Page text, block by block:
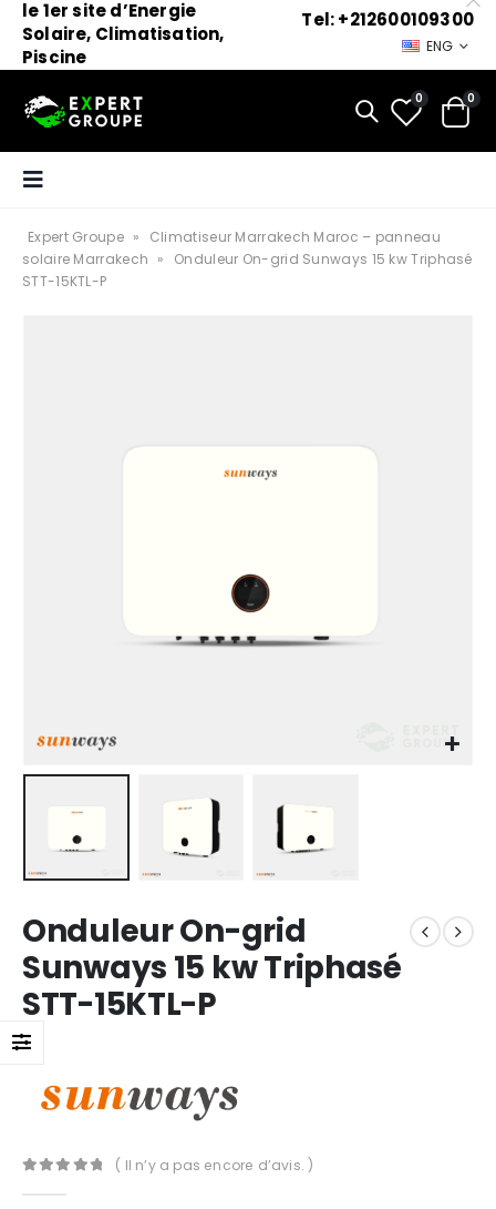
le 1er site d’Energie
Solaire, Climatisation,
Piscine
Tel: +212600109300
ENG
0 0
Expert Groupe »
Climatiseur Marrakech Maroc – panneau
solaire Marrakech »
Onduleur On-grid Sunways 15 kw Triphasé
STT-15KTL-P
Onduleur On-grid
Sunways 15 kw Triphasé
STT-15KTL-P
( Il n’y a pas encore d’avis. )